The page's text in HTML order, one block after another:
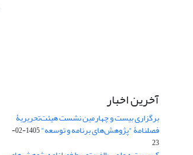
آخرین اخبار
برگزاری بیست و چهارمین نشست هیئت‌تحریریۀ
فصلنامۀ "پژوهش‌های برنامه و توسعه"
1405-02-
23